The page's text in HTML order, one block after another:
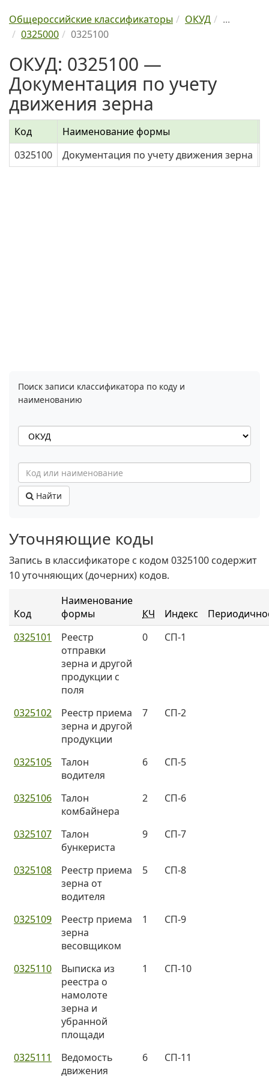
Общероссийские классификаторы ОКУД
...
0325000
0325100
ОКУД: 0325100 —
Документация по учету
движения зерна
Код Наименование формы
0325100
Документация по учету движения зерна
Поиск записи классификатора по коду и
наименованию
Найти
Уточняющие коды
Запись в классификаторе с кодом 0325100 содержит
10 уточняющих (дочерних) кодов.
Код
Наименование
формы
КЧ Индекс
0325101
Реестр
отправки
зерна и другой
продукции с
поля
0 СП-1
0325102
Реестр приема
зерна и другой
продукции
7 СП-2
0325105
Талон
водителя
6 СП-5
0325106
Талон
комбайнера
2 СП-6
0325107
Талон
бункериста
9 СП-7
0325108
Реестр приема
зерна от
водителя
5 СП-8
0325109
Реестр приема
зерна
весовщиком
1 СП-9
0325110
Выписка из
реестра о
намолоте
зерна и
убранной
площади
1 СП-10
0325111
Ведомость
движения
6 СП-11